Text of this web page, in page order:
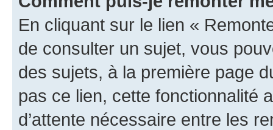
En cliquant sur le lien «
de consulter un sujet, vous
des sujets, à la première page
pas ce lien, cette fonctionnalité
d’attente nécessaire entre les